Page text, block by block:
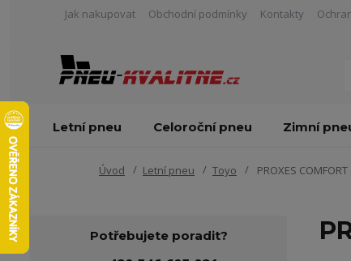
Jak nakupovat Obchodní podmínky Kontakty
Letní pneu Celoroční pneu Zimní
Úvod Letní pneu Toyo PROXES COMFORT
Potřebujete poradit?